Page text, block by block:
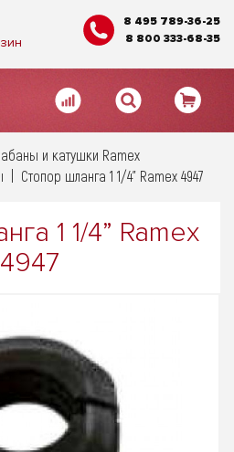
8 495 789-36-25
8 800 333-68-35
и катушки Ramex
Стопор шланга 1 1/4” Ramex 4947
1 1/4” Ramex
4947